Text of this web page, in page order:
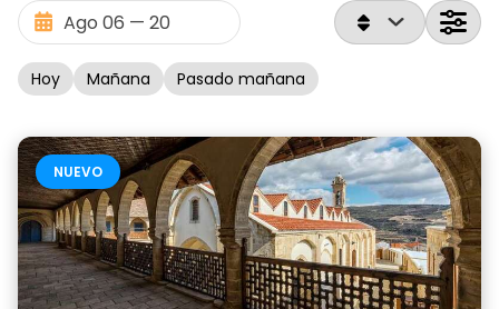
Hoy Mañana Pasado mañana
NUEVO